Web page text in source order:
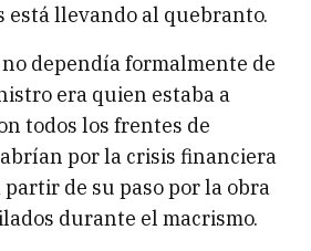
está llevando al quebranto.
dependía formalmente de
era quien estaba a
todos los frentes de
por la crisis financiera
partir de su paso por la obra
durante el macrismo.